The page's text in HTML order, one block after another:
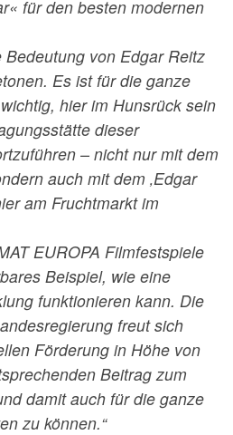
für den besten modernen
von Edgar Reitz
Es ist für die ganze
hier im Hunsrück sein
dieser
– nicht nur mit dem
auch mit dem ‚Edgar
am Fruchtmarkt im
EUROPA Filmfestspiele
Beispiel, wie eine
funktionieren kann. Die
freut sich
Förderung in Höhe von
Beitrag zum
damit auch für die ganze
zu können.“